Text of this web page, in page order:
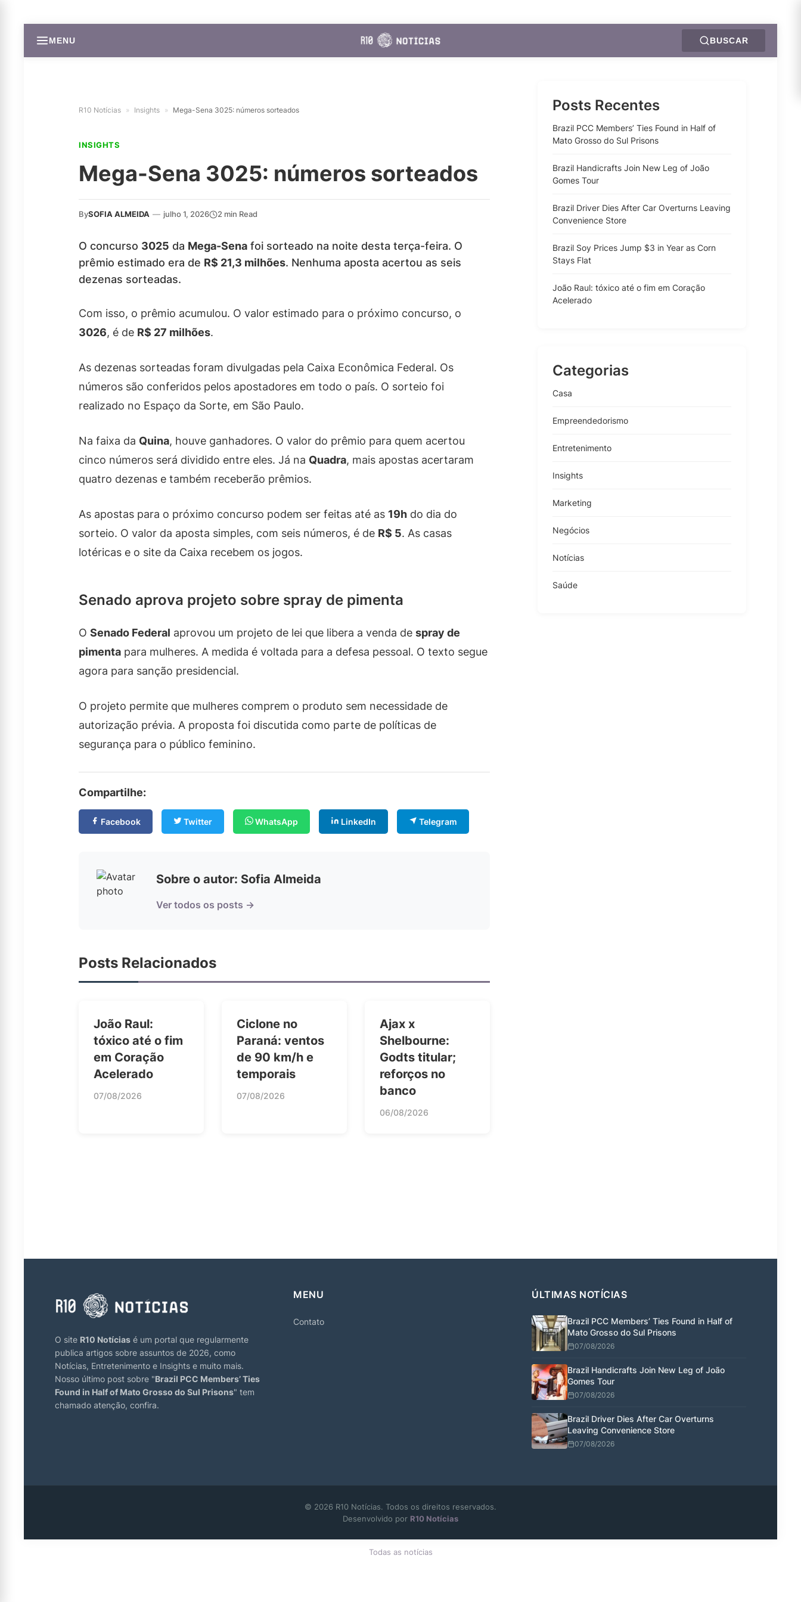
MENU BUSCAR
R10 Notícias » Insights » Mega-Sena 3025: números sorteados
INSIGHTS
Mega-Sena 3025: números sorteados
BySOFIA ALMEIDA — julho 1, 2026 2 min Read
O concurso 3025 da Mega-Sena foi sorteado na noite desta terça-feira. O
prêmio estimado era de R$ 21,3 milhões. Nenhuma aposta acertou as seis
dezenas sorteadas.
Com isso, o prêmio acumulou. O valor estimado para o próximo concurso, o
3026, é de R$ 27 milhões.
As dezenas sorteadas foram divulgadas pela Caixa Econômica Federal. Os
números são conferidos pelos apostadores em todo o país. O sorteio foi
realizado no Espaço da Sorte, em São Paulo.
Na faixa da Quina, houve ganhadores. O valor do prêmio para quem acertou
cinco números será dividido entre eles. Já na Quadra, mais apostas acertaram
quatro dezenas e também receberão prêmios.
As apostas para o próximo concurso podem ser feitas até as 19h do dia do
sorteio. O valor da aposta simples, com seis números, é de R$ 5. As casas
lotéricas e o site da Caixa recebem os jogos.
Senado aprova projeto sobre spray de pimenta
O Senado Federal aprovou um projeto de lei que libera a venda de spray de
pimenta para mulheres. A medida é voltada para a defesa pessoal. O texto segue
agora para sanção presidencial.
O projeto permite que mulheres comprem o produto sem necessidade de
autorização prévia. A proposta foi discutida como parte de políticas de
segurança para o público feminino.
Compartilhe:
Facebook Twitter WhatsApp LinkedIn Telegram
Sobre o autor: Sofia Almeida
Ver todos os posts →
Posts Relacionados
João Raul:
tóxico até o fim
em Coração
Acelerado
07/08/2026
Ciclone no
Paraná: ventos
de 90 km/h e
temporais
07/08/2026
Ajax x
Shelbourne:
Godts titular;
reforços no
banco
06/08/2026
Posts Recentes
Brazil PCC Members’ Ties Found in Half of
Mato Grosso do Sul Prisons
Brazil Handicrafts Join New Leg of João
Gomes Tour
Brazil Driver Dies After Car Overturns Leaving
Convenience Store
Brazil Soy Prices Jump $3 in Year as Corn
Stays Flat
João Raul: tóxico até o fim em Coração
Acelerado
Categorias
Casa
Empreendedorismo
Entretenimento
Insights
Marketing
Negócios
Notícias
Saúde
O site R10 Notícias é um portal que regularmente
publica artigos sobre assuntos de 2026, como
Notícias, Entretenimento e Insights e muito mais.
Nosso último post sobre "Brazil PCC Members’ Ties
Found in Half of Mato Grosso do Sul Prisons" tem
chamado atenção, confira.
MENU
Contato
ÚLTIMAS NOTÍCIAS
Brazil PCC Members’ Ties Found in Half of
Mato Grosso do Sul Prisons
07/08/2026
Brazil Handicrafts Join New Leg of João
Gomes Tour
07/08/2026
Brazil Driver Dies After Car Overturns
Leaving Convenience Store
07/08/2026
© 2026 R10 Notícias. Todos os direitos reservados.
Desenvolvido por R10 Notícias
Todas as notícias